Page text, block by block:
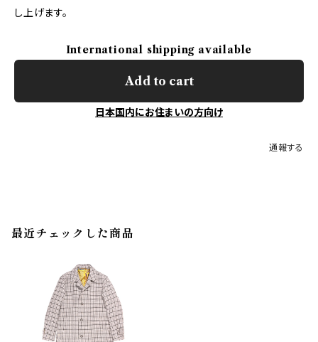
し上げます。
International shipping available
Add to cart
日本国内にお住まいの方向け
通報する
最近チェックした商品